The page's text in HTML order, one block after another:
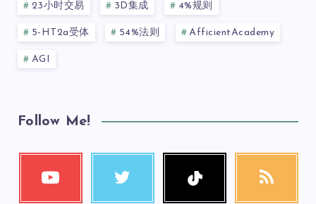
23小时交易 3D集成 4%规则
5-HT2a受体 54%法则 AfficientAcademy
AGI
Follow Me!